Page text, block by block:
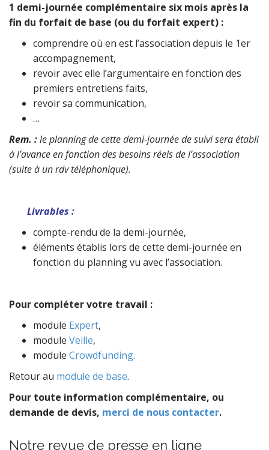
1 demi-journée complémentaire six mois après la
fin du forfait de base (ou du forfait expert) :
comprendre où en est l’association depuis le 1er
accompagnement,
revoir avec elle l’argumentaire en fonction des
premiers entretiens faits,
revoir sa communication,
…
Rem. :le planning de cette demi-journée de suivi sera établi
à l’avance en fonction des besoins réels de l’association
(suite à un rdv téléphonique).
Livrables :
compte-rendu de la demi-journée,
éléments établis lors de cette demi-journée en
fonction du planning vu avec l’association.
Pour compléter votre travail :
module Expert,
module Veille,
module Crowdfunding.
Retour au module de base.
Pour toute information complémentaire, ou
demande de devis, merci de nous contacter.
Notre revue de presse en ligne